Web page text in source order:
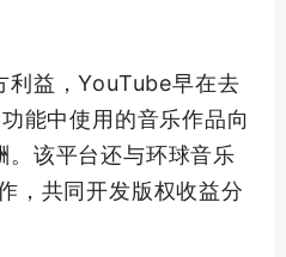
利益，YouTube早在去
能中使用的音乐作品向
。该平台还与环球音乐
，共同开发版权收益分